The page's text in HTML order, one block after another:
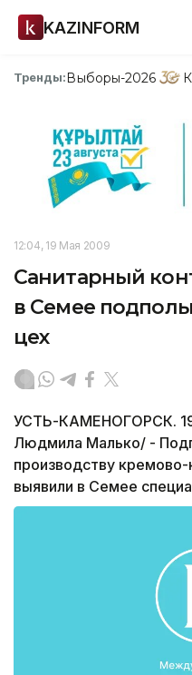
KAZINFORM
Тренды:Выборы-2026
12:04, 19 Мая 2009
Санитарный
в Семее
цех
УСТЬ-КАМЕНОГОРСК.
Людмила Малько/ -
производству
выявили в Семее